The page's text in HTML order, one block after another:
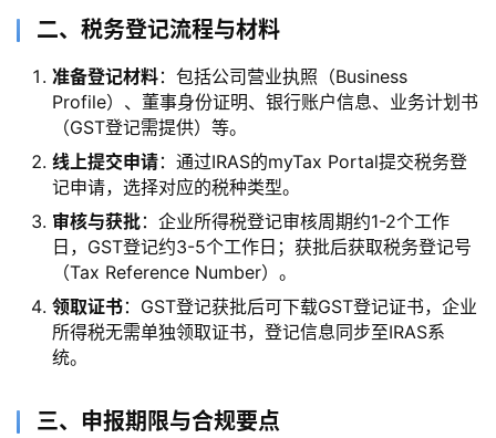
二、税务登记流程与材料
准备登记材料：包括公司营业执照（Business
Profile）、董事身份证明、银行账户信息、业务计划书
（GST登记需提供）等。
线上提交申请：通过IRAS的myTax Portal提交税务登
记申请，选择对应的税种类型。
审核与获批：企业所得税登记审核周期约1-2个工作
日，GST登记约3-5个工作日；获批后获取税务登记号
（Tax Reference Number）。
领取证书：GST登记获批后可下载GST登记证书，企业
所得税无需单独领取证书，登记信息同步至IRAS系
统。
三、申报期限与合规要点